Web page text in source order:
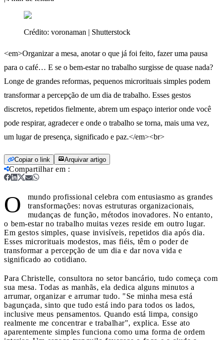
Crédito: voronaman | Shutterstock
<em>Organizar a mesa, anotar o que já foi feito, fazer uma pausa
para o café… E se o bem-estar no trabalho surgisse de quase nada?
Longe de grandes reformas, pequenos microrituais simples podem
transformar a percepção de um dia de trabalho. Esses gestos
discretos, repetidos fielmente, abrem um espaço interior onde você
pode respirar, agradecer e onde o trabalho se torna, mais uma vez,
um lugar de presença, significado e paz.</em><br>
Copiar o link Arquivar artigo
Compartilhar em :
O
mundo profissional celebra com entusiasmo as grandes
transformações: novas estruturas organizacionais,
mudanças de função, métodos inovadores. No entanto,
o bem-estar no trabalho muitas vezes reside em outro lugar.
Em gestos simples, quase invisíveis, repetidos dia após dia.
Esses microrituais modestos, mas fiéis, têm o poder de
transformar a percepção de um dia e dar nova vida e
significado ao cotidiano.
Para Christelle, consultora no setor bancário, tudo começa com
sua mesa. Todas as manhãs, ela dedica alguns minutos a
arrumar, organizar e arrumar tudo. "Se minha mesa está
bagunçada, sinto que tudo está indo para todos os lados,
inclusive meus pensamentos. Quando está limpa, consigo
realmente me concentrar e trabalhar", explica. Esse ato
aparentemente simples funciona como uma forma de ordem